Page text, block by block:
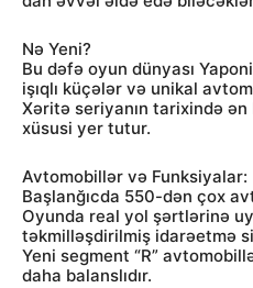
Nə Yeni?
Bu dəfə oyun dünyası
işıqlı küçələr və unikal
Xəritə seriyanın tarixində
xüsusi yer tutur.
Avtomobillər və Funksiyalar:
Başlanğıcda 550-dən çox
Oyunda real yol şərtlərinə
təkmilləşdirilmiş idarəetmə
Yeni segment “R”
daha balanslıdır.